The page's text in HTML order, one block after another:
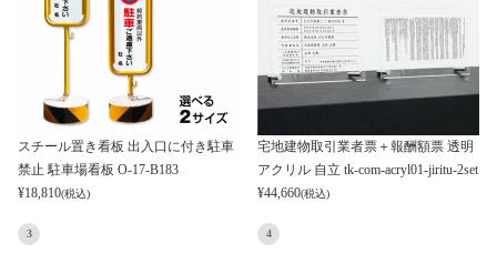
スチール置き看板 出入口に付き駐車
禁止 駐車場看板 O-17-B183
¥18,810(税込)
宅地建物取引業者票＋報酬額票 透明
アクリル 自立 tk-com-acryl01-jiritu-2set
¥44,660(税込)
3 4